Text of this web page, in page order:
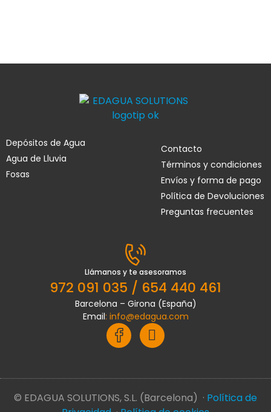
Depósitos de Agua
Agua de Lluvia
Fosas
Contacto
Términos y condiciones
Envíos y forma de pago
Política de Devoluciones
Preguntas frecuentes
Llámanos y te asesoramos
972 091 035 / 654 440 461
Barcelona – Girona (España)
Email: info@edagua.com
© EDAGUA SOLUTIONS, S.L. (Barcelona) · Política de